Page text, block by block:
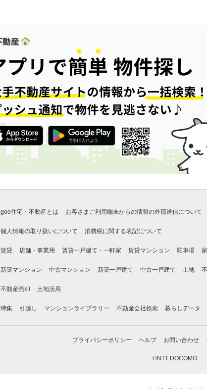
goo住宅・不動産とは お客さまご利用端末からの情報の外部送信について
個人情報の取り扱いについて 消費税に関する表記について
賃貸 店舗・事業用 賃貸一戸建て・一軒家 賃貸マンション 駐車場
新築マンション 中古マンション 新築一戸建て 中古一戸建て 土地
不動産売却 土地活用
特集 引越し マンションライブラリー 不動産会社検索 暮らしデータ
プライバシーポリシー ヘルプ お問い合わせ
©NTT DOCOMO